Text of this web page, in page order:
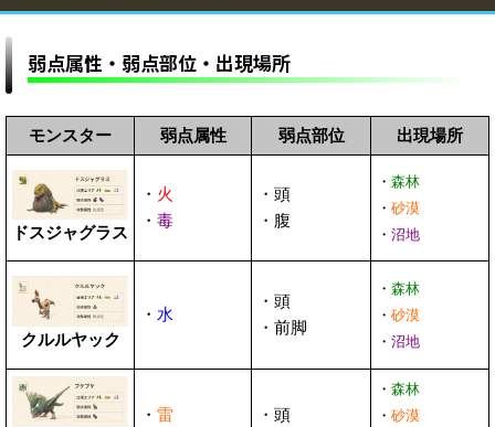
弱点属性・弱点部位・出現場所
モンスター 弱点属性 弱点部位 出現場所
ドスジャグラス
・ 火
・ 毒
・頭
・腹
・ 森林
・ 砂漠
・ 沼地
クルルヤック
・ 水
・頭
・前脚
・ 森林
・ 砂漠
・ 沼地
・ 雷 ・頭
・ 森林
・ 砂漠